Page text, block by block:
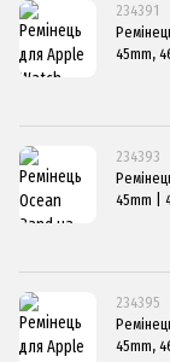
234391
45mm,
234393
45mm |
234395
45mm,